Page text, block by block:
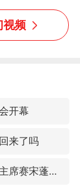
上大鱼
视频
开幕
来了吗
老挝国会主席赛宋蓬逝世